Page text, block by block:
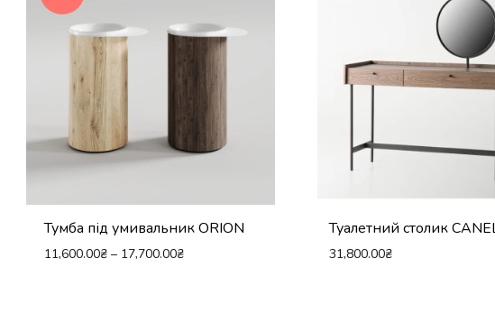
Тумба під умивальник ORION
11,600.00₴ – 17,700.00₴
Туалетний столик
31,800.00₴